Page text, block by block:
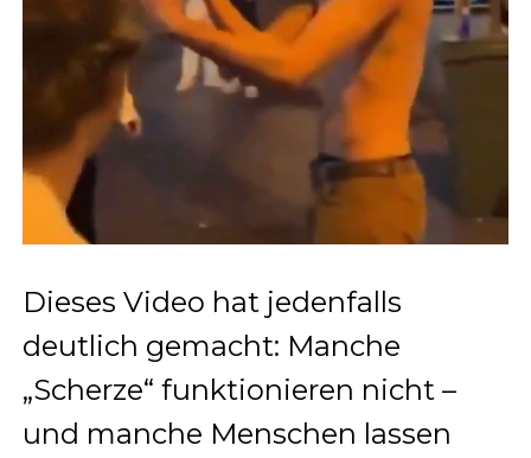
Dieses Video hat jedenfalls
deutlich gemacht: Manche
„Scherze“ funktionieren nicht –
und manche Menschen lassen